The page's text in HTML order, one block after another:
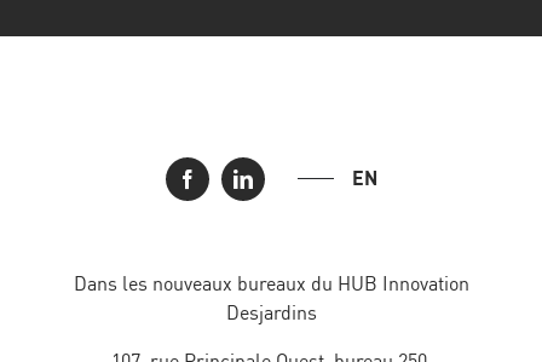
EN
Dans les nouveaux bureaux du HUB Innovation
Desjardins